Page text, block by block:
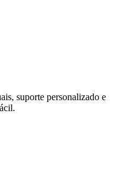
suporte personalizado e